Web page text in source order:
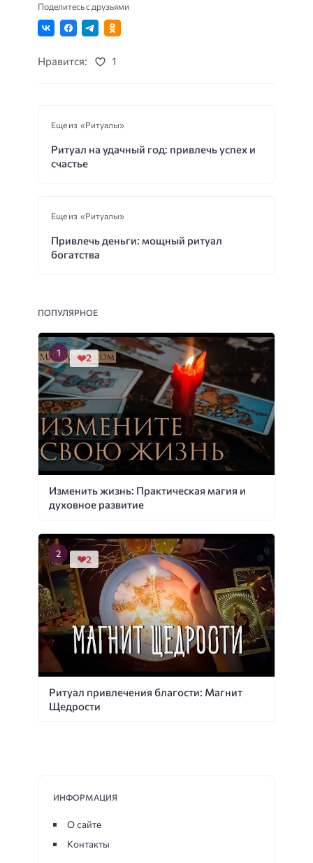
Поделитесь с друзьями
Нравится: 1
Еще из «Ритуалы»
Ритуал на удачный год: привлечь успех и
счастье
Еще из «Ритуалы»
Привлечь деньги: мощный ритуал
богатства
ПОПУЛЯРНОЕ
Изменить жизнь: Практическая магия и
духовное развитие
2
Ритуал привлечения благости: Магнит
Щедрости
2
ИНФОРМАЦИЯ
О сайте
Контакты